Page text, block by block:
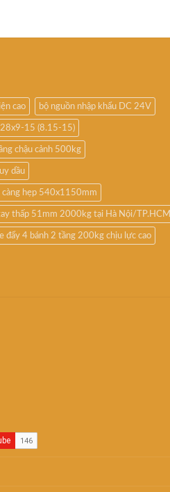
cao bộ nguồn nhập khẩu DC 24V
28x9-15 (8.15-15)
chậu cảnh 500kg
dầu
càng hẹp 540x1150mm
thấp 51mm 2000kg tại Hà Nội/TP.HCM
đẩy 4 bánh 2 tầng 200kg chịu lực cao